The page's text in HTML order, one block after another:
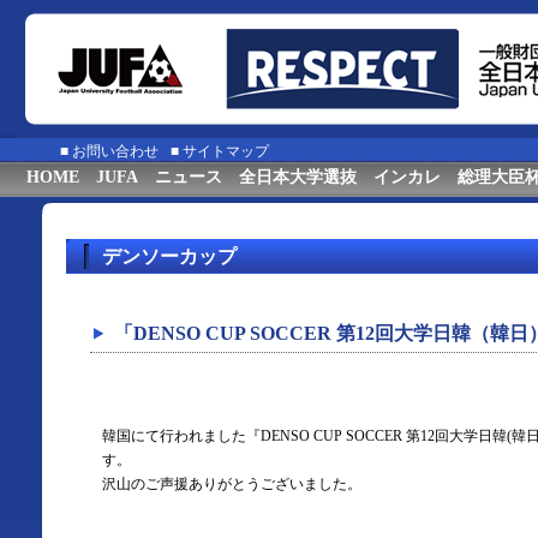
■ お問い合わせ ■ サイトマップ
HOME JUFA ニュース 全日本大学選抜 インカレ 総理大臣
デンソーカップ
「DENSO CUP SOCCER 第12回大学日韓（韓
韓国にて行われました『DENSO CUP SOCCER 第12回大学日韓(
す。
沢山のご声援ありがとうございました。